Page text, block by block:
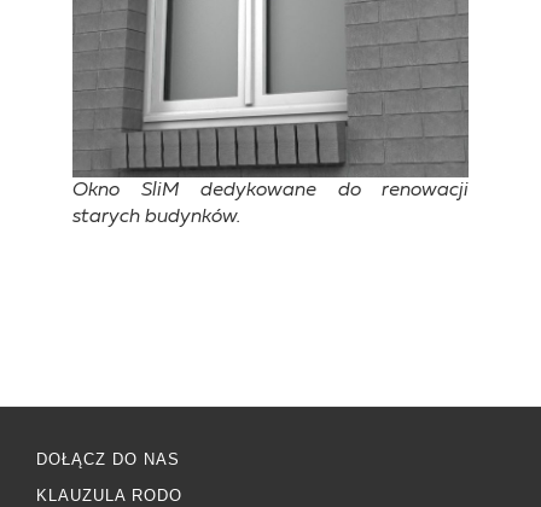
Okno SliM dedykowane do renowacji
starych budynków.
DOŁĄCZ DO NAS
KLAUZULA RODO